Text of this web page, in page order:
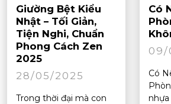
Giường Bệt Kiểu
Nhật – Tối Giản,
Tiện Nghi, Chuẩn
Phong Cách Zen
2025
28/05/2025
Trong thời đại mà con
Có
09/
Có